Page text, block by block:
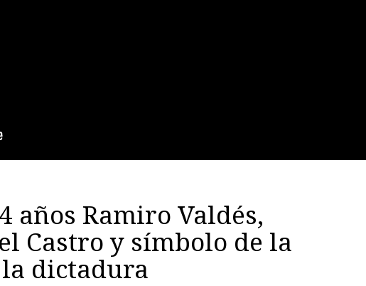
años Ramiro Valdés,
Castro y símbolo de la
dictadura